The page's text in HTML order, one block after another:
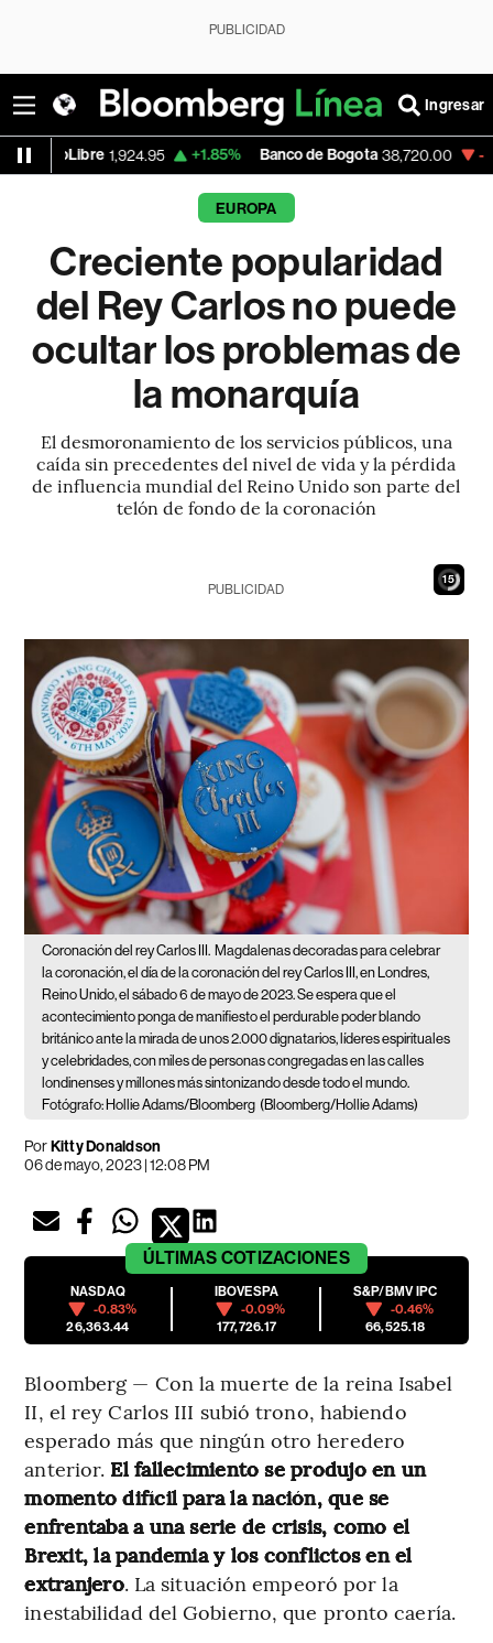
PUBLICIDAD
Ingresar
1,924.95 +1.85% Banco de Bogota 38,720.00 -0.21% Apple
EUROPA
Creciente popularidad
del Rey Carlos no puede
ocultar los problemas de
la monarquía
El desmoronamiento de los servicios públicos, una
caída sin precedentes del nivel de vida y la pérdida
de influencia mundial del Reino Unido son parte del
telón de fondo de la coronación
13
PUBLICIDAD
Coronación del rey Carlos III. Magdalenas decoradas para celebrar
la coronación, el día de la coronación del rey Carlos III, en Londres,
Reino Unido, el sábado 6 de mayo de 2023. Se espera que el
acontecimiento ponga de manifiesto el perdurable poder blando
británico ante la mirada de unos 2.000 dignatarios, líderes espirituales
y celebridades, con miles de personas congregadas en las calles
londinenses y millones más sintonizando desde todo el mundo.
Fotógrafo: Hollie Adams/Bloomberg (Bloomberg/Hollie Adams)
PorKitty Donaldson
06 de mayo, 2023 | 12:08 PM
ÚLTIMAS COTIZACIONES
NASDAQ
-0.83%
26,363.44
IBOVESPA
-0.09%
177,726.17
S&P/BMV IPC
-0.46%
66,525.18
Bloomberg — Con la muerte de la reina Isabel
II, el rey Carlos III subió trono, habiendo
esperado más que ningún otro heredero
anterior. El fallecimiento se produjo en un
momento difícil para la nación, que se
enfrentaba a una serie de crisis, como el
Brexit, la pandemia y los conflictos en el
extranjero. La situación empeoró por la
inestabilidad del Gobierno, que pronto caería.